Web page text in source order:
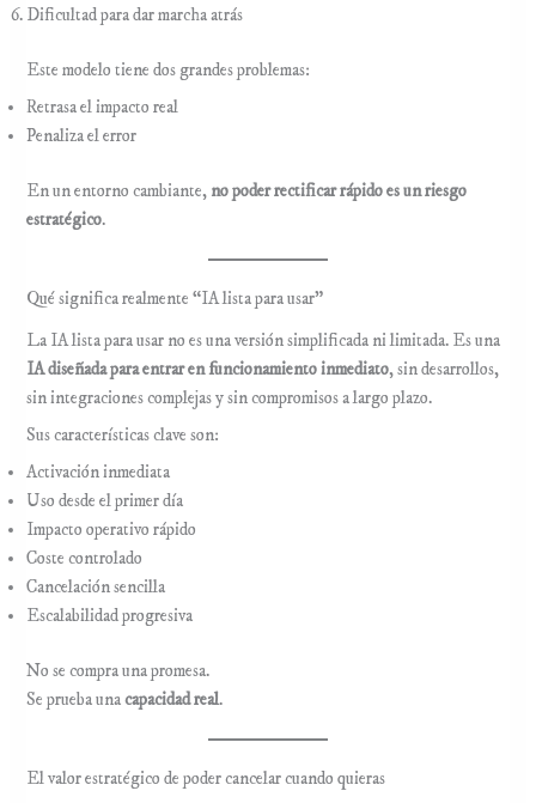
Dificultad para dar marcha atrás
Este modelo tiene dos grandes problemas:
Retrasa el impacto real
Penaliza el error
En un entorno cambiante, no poder rectificar rápido es un riesgo
estratégico.
Qué significa realmente “IA lista para usar”
La IA lista para usar no es una versión simplificada ni limitada. Es una
IA diseñada para entrar en funcionamiento inmediato, sin desarrollos,
sin integraciones complejas y sin compromisos a largo plazo.
Sus características clave son:
Activación inmediata
Uso desde el primer día
Impacto operativo rápido
Coste controlado
Cancelación sencilla
Escalabilidad progresiva
No se compra una promesa.
Se prueba unacapacidad real.
El valor estratégico de poder cancelar cuando quieras